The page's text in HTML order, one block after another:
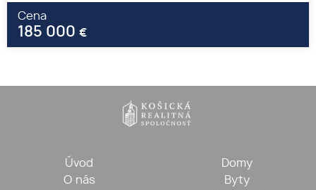
Cena
185 000 €
Úvod
O nás
Domy
Byty